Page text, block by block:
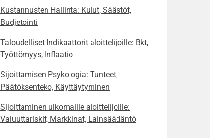
Kustannusten Hallinta: Kulut, Säästöt,
Budjetointi
Taloudelliset Indikaattorit aloittelijoille: Bkt,
Työttömyys, Inflaatio
Sijoittamisen Psykologia: Tunteet,
Päätöksenteko, Käyttäytyminen
Sijoittaminen ulkomaille aloittelijoille:
Valuuttariskit, Markkinat, Lainsäädäntö